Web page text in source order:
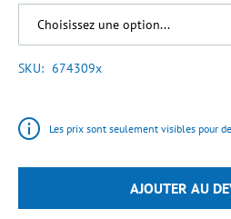
SKU 674309x
Les prix sont seulement visibles pour
AJOUTER AU